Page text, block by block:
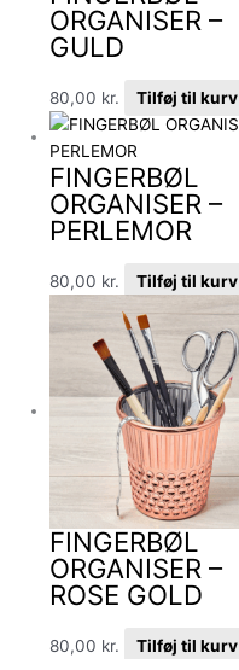
ORGANISER –
GULD
80,00 kr. Tilføj til kurv
FINGERBØL
ORGANISER –
PERLEMOR
80,00 kr. Tilføj til kurv
FINGERBØL
ORGANISER –
ROSE GOLD
80,00 kr. Tilføj til kurv